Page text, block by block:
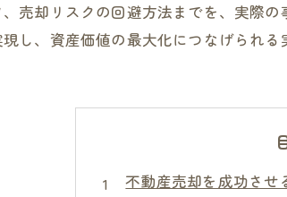
売却リスクの回避方法までを、実際
し、資産価値の最大化につなげられる
不動産売却を成功させ